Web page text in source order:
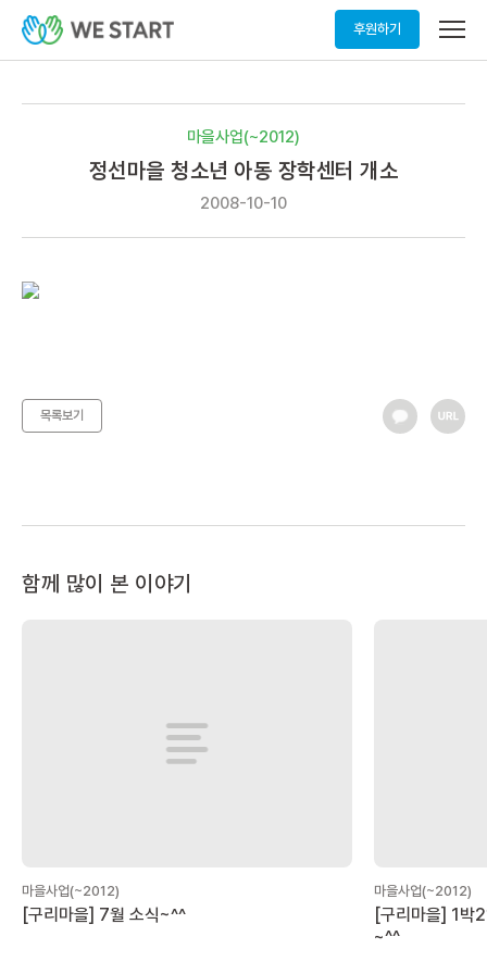
후원하기
메
열
마을사업(~2012)
정선마을 청소년 아동 장학센터 개소
2008-10-10
목록보기
함께 많이 본 이야기
마을사업(~2012)
[구리마을] 7월 소식~^^
마을사업(~2012)
[구리마을] 1박
~^^